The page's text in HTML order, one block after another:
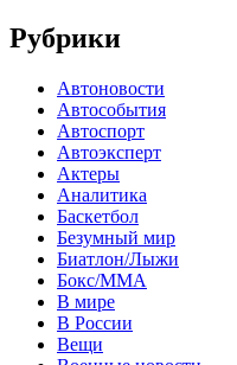
Рубрики
Автоновости
Автособытия
Автоспорт
Автоэксперт
Актеры
Аналитика
Баскетбол
Безумный мир
Биатлон/Лыжи
Бокс/MMA
В мире
В России
Вещи